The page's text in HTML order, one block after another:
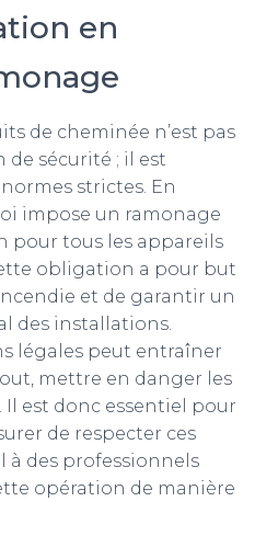
en
de cheminée n’est pas
sécurité ; il est
strictes. En
impose un ramonage
pour tous les appareils
obligation a pour but
et de garantir un
des installations.
légales peut entraîner
mettre en danger les
est donc essentiel pour
de respecter ces
à des professionnels
opération de manière